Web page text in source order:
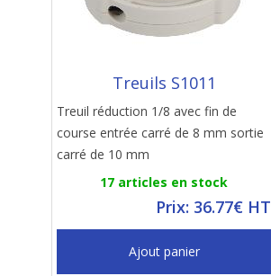
Treuils S1011
Treuil réduction 1/8 avec fin de
course entrée carré de 8 mm sortie
carré de 10 mm
17 articles en stock
Prix: 36.77€ HT
Ajout panier